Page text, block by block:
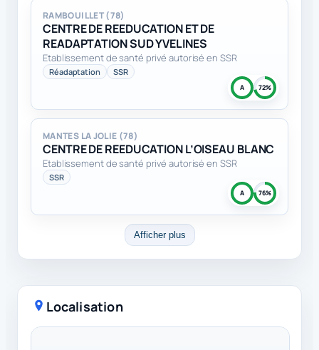
Localisation
RAMBOUILLET (78)
CENTRE DE REEDUCATION ET DE
READAPTATION SUD YVELINES
Etablissement de santé privé autorisé en SSR
Réadaptation SSR
A 72%
MANTES LA JOLIE (78)
CENTRE DE REEDUCATION L’OISEAU BLANC
Etablissement de santé privé autorisé en SSR
SSR
A 76%
Afficher plus